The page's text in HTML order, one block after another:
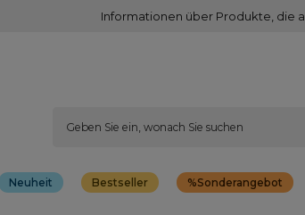
Informationen über Produkte, die
Neuheit Bestseller Sonderangebot